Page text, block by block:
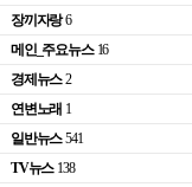
장끼자랑 6
메인_주요뉴스 16
경제뉴스 2
연변노래 1
일반뉴스 541
TV뉴스 138